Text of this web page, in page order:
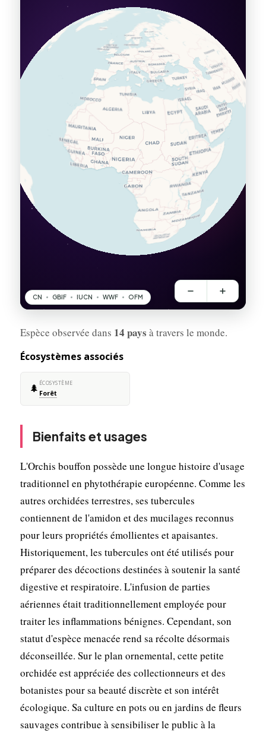
Espèce observée dans 14 pays à travers le monde.
Écosystèmes associés
🌲 ÉCOSYSTÈME
Forêt
Bienfaits et usages
L'Orchis bouffon possède une longue histoire d'usage
traditionnel en phytothérapie européenne. Comme les
autres orchidées terrestres, ses tubercules
contiennent de l'amidon et des mucilages reconnus
pour leurs propriétés émollientes et apaisantes.
Historiquement, les tubercules ont été utilisés pour
préparer des décoctions destinées à soutenir la santé
digestive et respiratoire. L'infusion de parties
aériennes était traditionnellement employée pour
traiter les inflammations bénignes. Cependant, son
statut d'espèce menacée rend sa récolte désormais
déconseillée. Sur le plan ornemental, cette petite
orchidée est appréciée des collectionneurs et des
botanistes pour sa beauté discrète et son intérêt
écologique. Sa culture en pots ou en jardins de fleurs
sauvages contribue à sensibiliser le public à la